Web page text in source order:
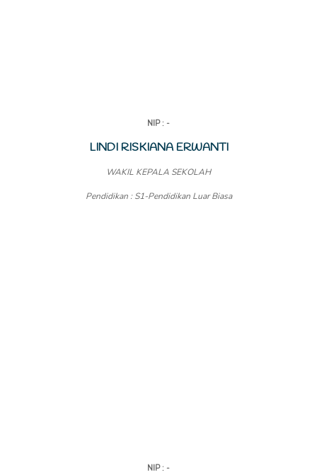
NIP : -
LINDI RISKIANA ERWANTI
WAKIL KEPALA SEKOLAH
Pendidikan : S1-Pendidikan Luar Biasa
NIP : -